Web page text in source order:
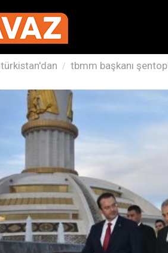
türkistan'dan tbmm başkanı